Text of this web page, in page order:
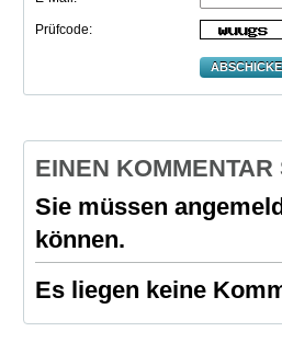
Prüfcode:
EINEN
Sie müssen
können.
Es liegen keine